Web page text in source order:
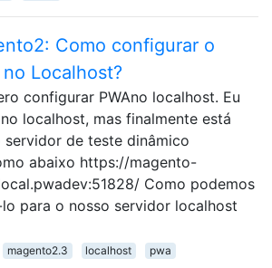
Como configurar o
no Localhost?
configurar PWAno localhost. Eu
localhost, mas finalmente está
servidor de teste dinâmico
abaixo https://magento-
Como podemos
para o nosso servidor localhost
magento2.3 localhost pwa